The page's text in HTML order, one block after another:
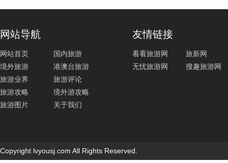
网站导航
网站首页
国内旅游
境外旅游
港澳台旅游
旅游业界
旅游评论
旅游攻略
境外游攻略
旅游图片
关于我们
友情链接
看看旅游网
旅新网
无忧旅游网
搜趣旅游网
Copyright lvyousj.com All Rights Reserved.